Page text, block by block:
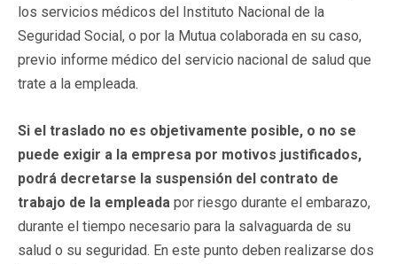
los servicios médicos del Instituto Nacional de la
Seguridad Social, o por la Mutua colaborada en su caso,
previo informe médico del servicio nacional de salud que
trate a la empleada.
Si el traslado no es objetivamente posible, o no se
puede exigir a la empresa por motivos justificados,
podrá decretarse la suspensión del contrato de
trabajo de la empleada por riesgo durante el embarazo,
durante el tiempo necesario para la salvaguarda de su
salud o su seguridad. En este punto deben realizarse dos